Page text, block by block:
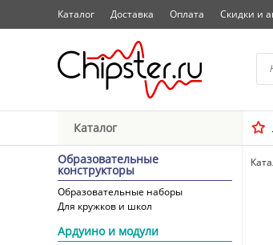
Начните
Каталог Доставка Оплата Скидки и
Каталог
Образовательные
конструкторы
Образовательные наборы
Для кружков и школ
Ардуино и модули